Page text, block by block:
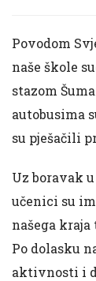
Povodom
naše škole
stazom
autobusima
su pješačili
Uz boravak
učenici su
našega
Po dolasku
aktivnosti i